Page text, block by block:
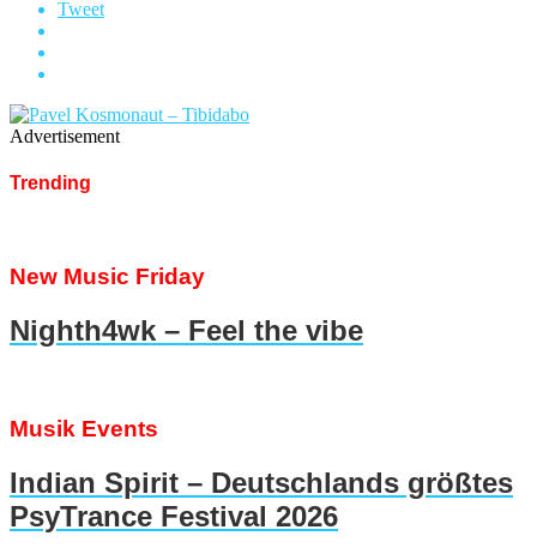
Tweet
Advertisement
Trending
New Music Friday
Nighth4wk – Feel the vibe
Musik Events
Indian Spirit – Deutschlands größtes
PsyTrance Festival 2026